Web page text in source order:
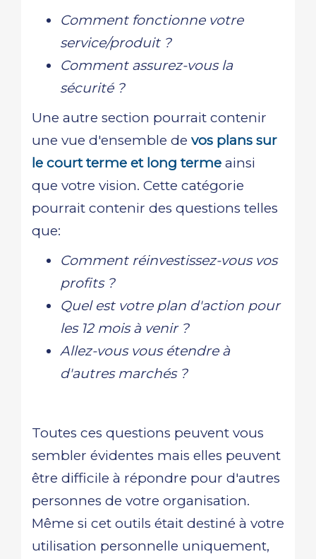
Comment fonctionne votre
service/produit ?
Comment assurez-vous la
sécurité ?
Une autre section pourrait contenir
une vue d'ensemble de vos plans sur
le court terme et long terme ainsi
que votre vision. Cette catégorie
pourrait contenir des questions telles
que:
Comment réinvestissez-vous vos
profits ?
Quel est votre plan d'action pour
les 12 mois à venir ?
Allez-vous vous étendre à
d'autres marchés ?
Toutes ces questions peuvent vous
sembler évidentes mais elles peuvent
être difficile à répondre pour d'autres
personnes de votre organisation.
Même si cet outils était destiné à votre
utilisation personnelle uniquement,